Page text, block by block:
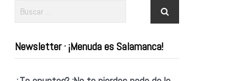
Newsletter · ¡Menuda es Salamanca!